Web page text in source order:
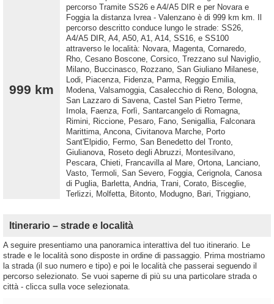
999 km
percorso Tramite SS26 e A4/A5 DIR e per Novara e
Foggia la distanza Ivrea - Valenzano è di 999 km km. Il
percorso descritto conduce lungo le strade: SS26,
A4/A5 DIR, A4, A50, A1, A14, SS16, e SS100
attraverso le località: Novara, Magenta, Cornaredo,
Rho, Cesano Boscone, Corsico, Trezzano sul Naviglio,
Milano, Buccinasco, Rozzano, San Giuliano Milanese,
Lodi, Piacenza, Fidenza, Parma, Reggio Emilia,
Modena, Valsamoggia, Casalecchio di Reno, Bologna,
San Lazzaro di Savena, Castel San Pietro Terme,
Imola, Faenza, Forlì, Santarcangelo di Romagna,
Rimini, Riccione, Pesaro, Fano, Senigallia, Falconara
Marittima, Ancona, Civitanova Marche, Porto
Sant'Elpidio, Fermo, San Benedetto del Tronto,
Giulianova, Roseto degli Abruzzi, Montesilvano,
Pescara, Chieti, Francavilla al Mare, Ortona, Lanciano,
Vasto, Termoli, San Severo, Foggia, Cerignola, Canosa
di Puglia, Barletta, Andria, Trani, Corato, Bisceglie,
Terlizzi, Molfetta, Bitonto, Modugno, Bari, Triggiano,
Itinerario – strade e località
A seguire presentiamo una panoramica interattiva del tuo itinerario. Le
strade e le località sono disposte in ordine di passaggio. Prima mostriamo
la strada (il suo numero e tipo) e poi le località che passerai seguendo il
percorso selezionato. Se vuoi saperne di più su una particolare strada o
città - clicca sulla voce selezionata.